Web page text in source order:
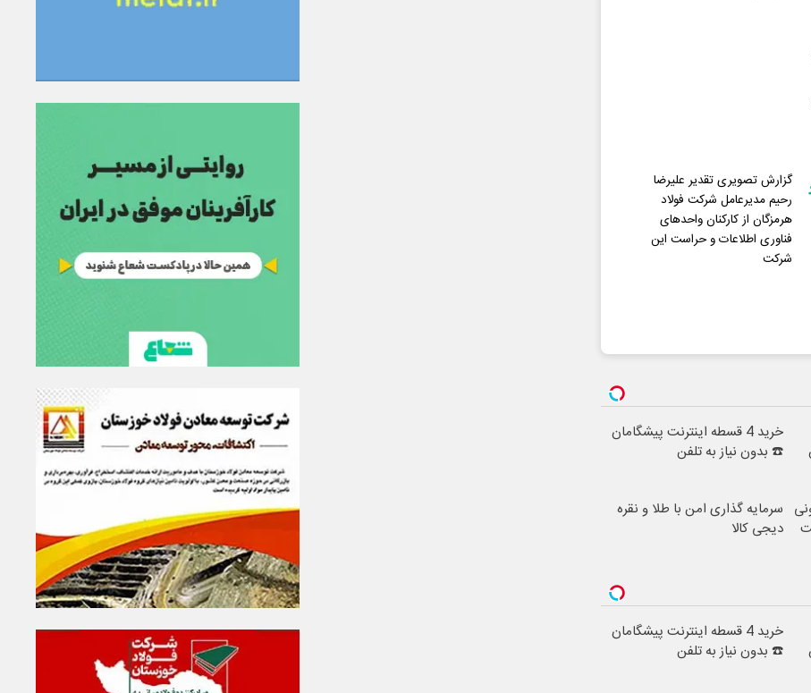
گزارش تصویری تقدیر علیرضا
رحیم مدیرعامل شرکت فولاد
هرمزگان از کارکنان واحدهای
فناوری اطلاعات و حراست این
شرکت
خرید 4 قسطه اینترنت پیشگامان
☎️ بدون نیاز به تلفن
سرمایه گذاری امن با طلا و نقره
دیجی کالا
خرید 4 قسطه اینترنت پیشگامان
☎️ بدون نیاز به تلفن